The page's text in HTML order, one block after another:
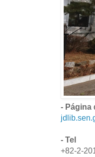
- Página
- Tel
+82-2-